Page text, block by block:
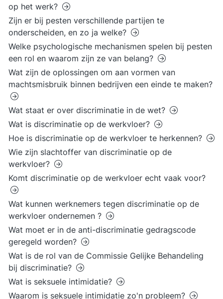
op het werk?
Zijn er bij pesten verschillende partijen te
onderscheiden, en zo ja welke?
Welke psychologische mechanismen spelen bij pesten
een rol en waarom zijn ze van belang?
Wat zijn de oplossingen om aan vormen van
machtsmisbruik binnen bedrijven een einde te maken?
Wat staat er over discriminatie in de wet?
Wat is discriminatie op de werkvloer?
Hoe is discriminatie op de werkvloer te herkennen?
Wie zijn slachtoffer van discriminatie op de
werkvloer?
Komt discriminatie op de werkvloer echt vaak voor?
Wat kunnen werknemers tegen discriminatie op de
werkvloer ondernemen ?
Wat moet er in de anti-discriminatie gedragscode
geregeld worden?
Wat is de rol van de Commissie Gelijke Behandeling
bij discriminatie?
Wat is seksuele intimidatie?
Waarom is seksuele intimidatie zo'n probleem?